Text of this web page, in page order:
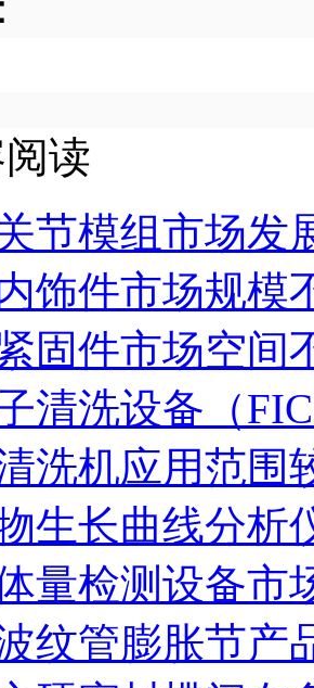
读
节模组市场发
饰件市场规模
固件市场空间
清洗设备（
洗机应用范围
生长曲线分析
量检测设备市
纹管膨胀节产